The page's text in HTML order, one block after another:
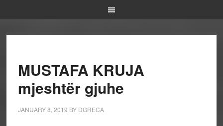
MUSTAFA KRUJA
mjeshtër gjuhe
JANUARY 8, 2019 BY DGRECA